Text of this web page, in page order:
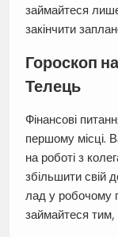
займайтеся
закінчити
Гороскоп
Телець
Фінансові
першому місці.
на роботі з
збільшити свій
лад у робочому
займайтеся